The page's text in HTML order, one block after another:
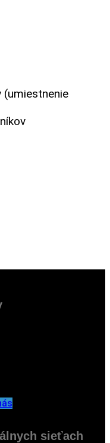
(umiestnenie
sieťach